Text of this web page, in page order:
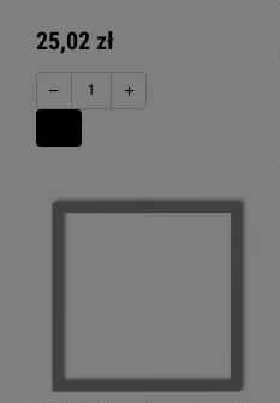
25,02 zł
− +